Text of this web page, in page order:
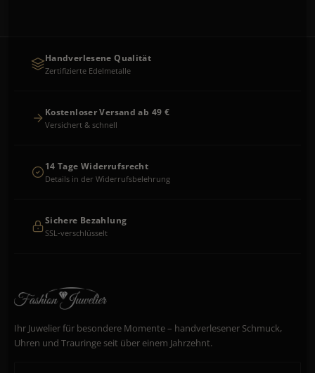
Handverlesene Qualität
Zertifizierte Edelmetalle
Kostenloser Versand ab 49 €
Versichert & schnell
14 Tage Widerrufsrecht
Details in der Widerrufsbelehrung
Sichere Bezahlung
SSL-verschlüsselt
Ihr Juwelier für besondere Momente – handverlesener Schmuck,
Uhren und Trauringe seit über einem Jahrzehnt.